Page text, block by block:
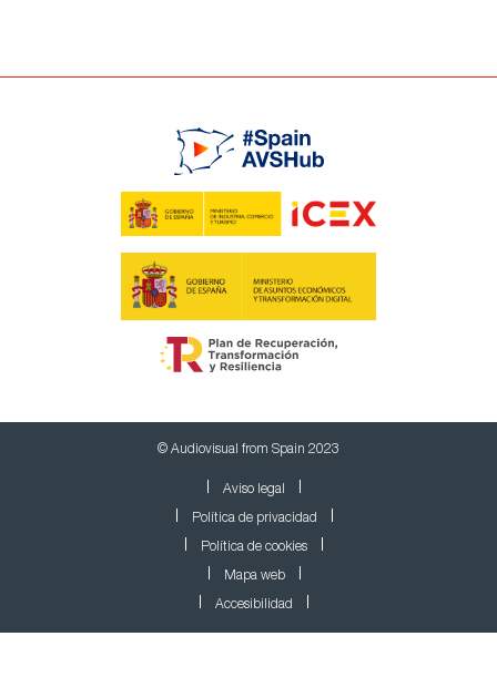
© Audiovisual from Spain 2023
Aviso legal
Política de privacidad
Política de cookies
Mapa web
Accesibilidad